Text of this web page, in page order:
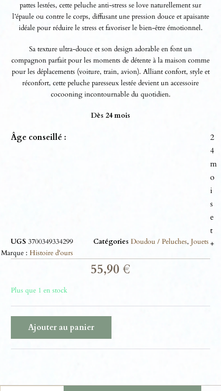
pattes lestées, cette peluche anti-stress se love naturellement sur
l’épaule ou contre le corps, diffusant une pression douce et apaisante
idéale pour réduire le stress et favoriser le bien-être émotionnel.
Sa texture ultra-douce et son design adorable en font un
compagnon parfait pour les moments de détente à la maison comme
pour les déplacements (voiture, train, avion). Alliant confort, style et
réconfort, cette peluche paresseux lestée devient un accessoire
cocooning incontournable du quotidien.
Dès 24 mois
Âge conseillé :
2
4
m
o
i
s
e
t
+
UGS3700349334299 Catégories Doudou / Peluches,Jouets
Marque : Histoire d'ours
55,90 €
Plus que 1 en stock
Ajouter au panier